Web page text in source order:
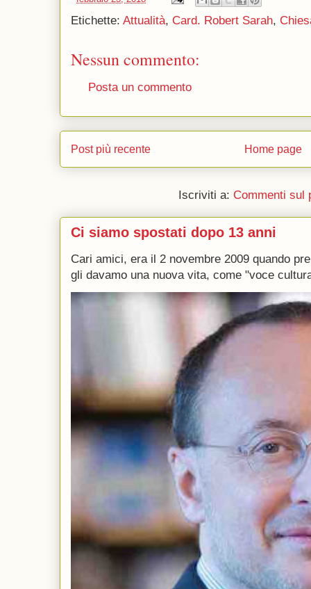
Etichette: Attualità, Card. Robert Sarah,
Nessun commento:
Posta un commento
Post più recente Home page
Iscriviti a: Commenti sul
Ci siamo spostati dopo 13 anni
Cari amici, era il 2 novembre 2009 quando
gli davamo una nuova vita, come "voce